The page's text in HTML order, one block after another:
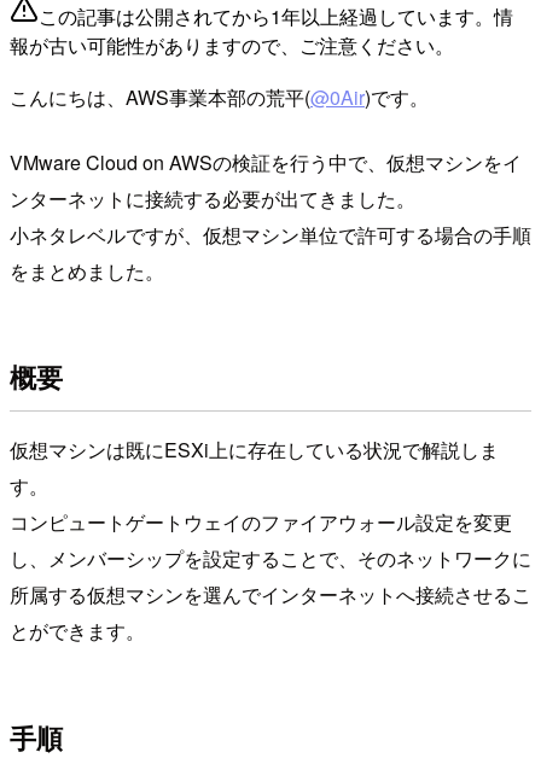
この記事は公開されてから1年以上経過しています。情
報が古い可能性がありますので、ご注意ください。
こんにちは、AWS事業本部の荒平(@0Air)です。
VMware Cloud on AWSの検証を行う中で、仮想マシンをイ
ンターネットに接続する必要が出てきました。
小ネタレベルですが、仮想マシン単位で許可する場合の手順
をまとめました。
概要
仮想マシンは既にESXi上に存在している状況で解説しま
す。
コンピュートゲートウェイのファイアウォール設定を変更
し、メンバーシップを設定することで、そのネットワークに
所属する仮想マシンを選んでインターネットへ接続させるこ
とができます。
手順